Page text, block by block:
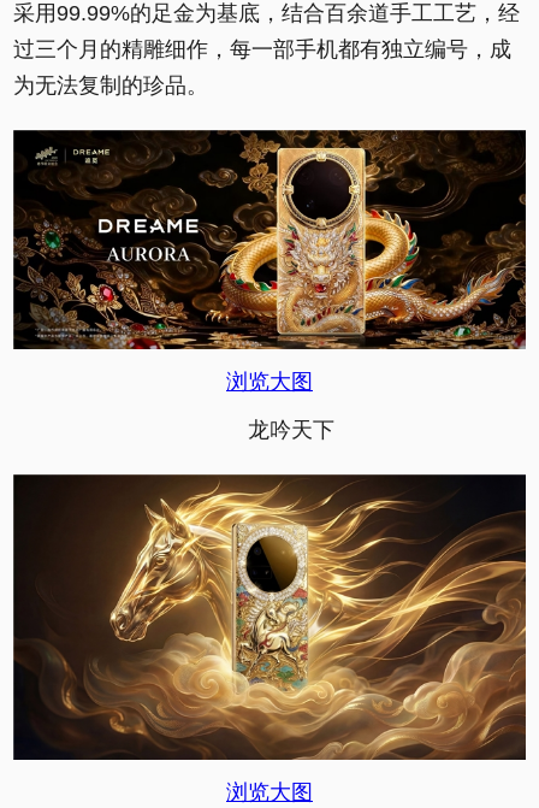
采用99.99%的足金为基底，结合百余道手工工艺，经
过三个月的精雕细作，每一部手机都有独立编号，成
为无法复制的珍品。
浏览大图
龙吟天下
浏览大图